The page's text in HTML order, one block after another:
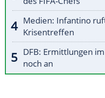
Medien: Infantino
Krisentreffen
DFB: Ermittlungen
noch an